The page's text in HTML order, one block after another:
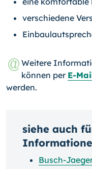
verschiedene
Weitere
können per E-
werden.
siehe auch
Busch-